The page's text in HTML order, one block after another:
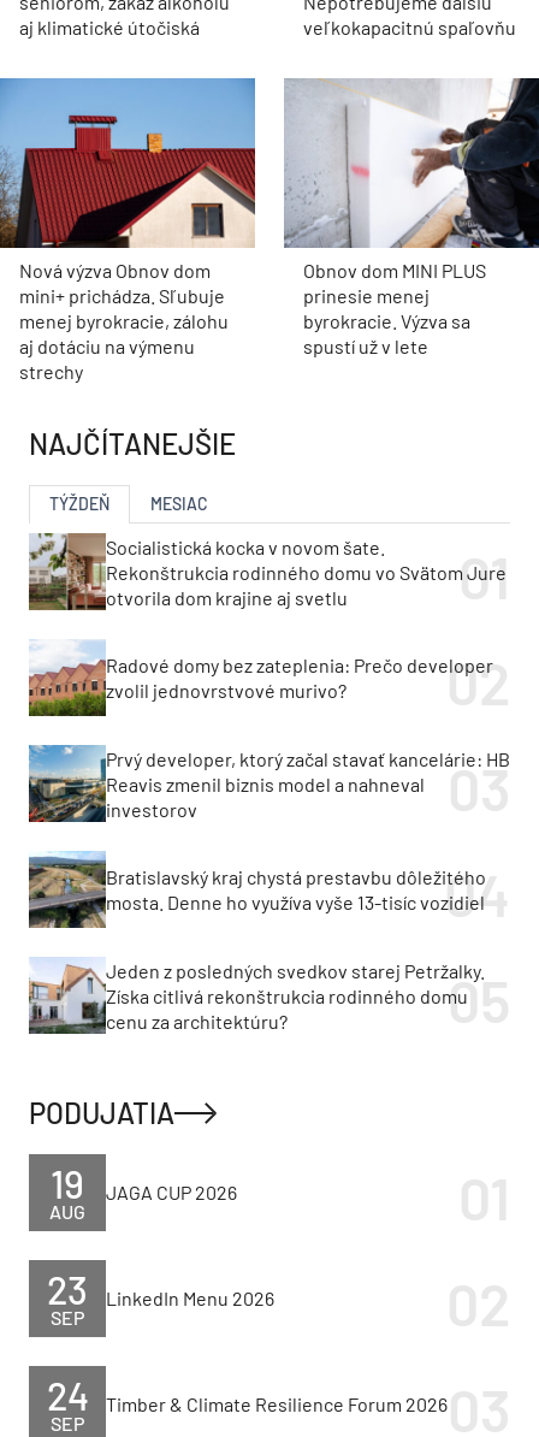
aj klimatické útočiská
veľkokapacitnú spaľovňu
Nová výzva Obnov dom
mini+ prichádza. Sľubuje
menej byrokracie, zálohu
aj dotáciu na výmenu
strechy
Obnov dom MINI PLUS
prinesie menej
byrokracie. Výzva sa
spustí už v lete
NAJČÍTANEJŠIE
TÝŽDEŇ MESIAC
Socialistická kocka v novom šate.
Rekonštrukcia rodinného domu vo Svätom Jure
otvorila dom krajine aj svetlu
Radové domy bez zateplenia: Prečo developer
zvolil jednovrstvové murivo?
Prvý developer, ktorý začal stavať kancelárie: HB
Reavis zmenil biznis model a nahneval
investorov
Bratislavský kraj chystá prestavbu dôležitého
mosta. Denne ho využíva vyše 13-tisíc vozidiel
Jeden z posledných svedkov starej Petržalky.
Získa citlivá rekonštrukcia rodinného domu
cenu za architektúru?
PODUJATIA
AUG
19 JAGA CUP 2026
SEP
23 LinkedIn Menu 2026
SEP
24 Timber & Climate Resilience Forum 2026